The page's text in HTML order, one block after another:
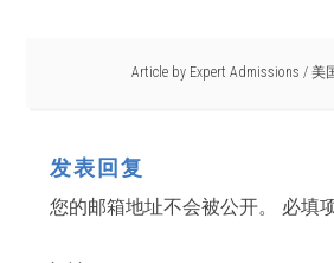
Article by Expert Admissions / 美
发表回复
您的邮箱地址不会被公开。 必填